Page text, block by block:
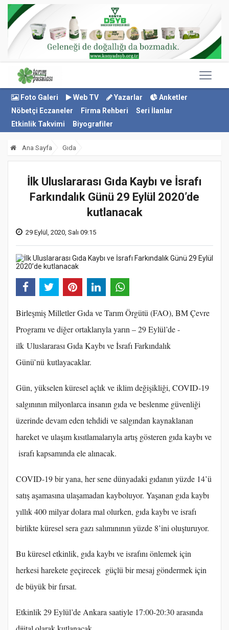
Foto Galeri Web TV Yazarlar
Anketler
Nöbetçi Eczaneler
Firma Rehberi
Seri İlanlar
Etkinlik Takvimi
Biyografiler
Ana Sayfa Gıda
İlk Uluslararası Gıda Kaybı ve İsrafı
Farkındalık Günü 29 Eylül 2020’de
kutlanacak
29 Eylül, 2020, Salı 09:15
Birleşmiş Milletler Gıda ve Tarım Örgütü (FAO), BM Çevre
Programı ve diğer ortaklarıyla yarın – 29 Eylül’de -
ilk Uluslararası Gıda Kaybı ve İsrafı Farkındalık
Günü’nü kutlayacaklar.
Gün, yükselen küresel açlık ve iklim değişikliği, COVID-19
salgınının milyonlarca insanın gıda ve beslenme güvenliği
üzerinde devam eden tehdidi ve salgından kaynaklanan
hareket ve ulaşım kısıtlamalarıyla artış gösteren gıda kaybı ve
israfı kapsamında ele alınacak.
COVID-19 bir yana, her sene dünyadaki gıdanın yüzde 14’ü
satış aşamasına ulaşamadan kayboluyor. Yaşanan gıda kaybı
yıllık 400 milyar dolara mal olurken, gıda kaybı ve israfı
birlikte küresel sera gazı salımınının yüzde 8’ini oluşturuyor.
Bu küresel etkinlik, gıda kaybı ve israfını önlemek için
herkesi harekete geçirecek güçlü bir mesaj göndermek için
de büyük bir fırsat.
Etkinlik 29 Eylül’de Ankara saatiyle 17:00-20:30 arasında